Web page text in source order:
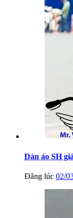
Dàn áo SH
Đăng lúc 02/